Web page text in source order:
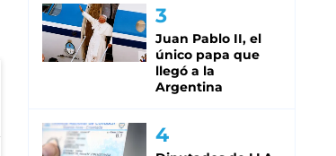
Juan Pablo II, el
único papa que
llegó a la
Argentina